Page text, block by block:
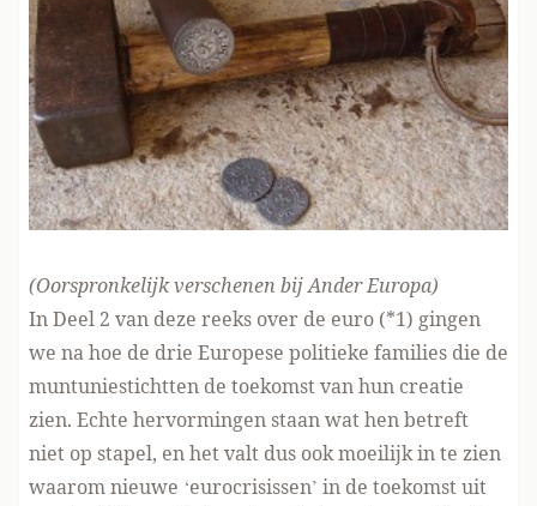
(Oorspronkelijk verschenen bij Ander Europa)
In Deel 2 van deze reeks over de euro (*1) gingen
we na hoe de drie Europese politieke families die de
muntuniestichtten de toekomst van hun creatie
zien. Echte hervormingen staan wat hen betreft
niet op stapel, en het valt dus ook moeilijk in te zien
waarom nieuwe ‘eurocrisissen’ in de toekomst uit